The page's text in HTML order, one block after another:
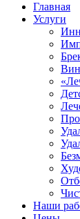
Главная
Услуги
Наши